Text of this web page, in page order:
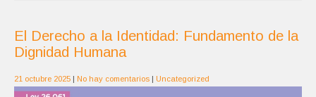
El Derecho a la Identidad: Fundamento de la
Dignidad Humana
21 octubre 2025 | No hay comentarios | Uncategorized